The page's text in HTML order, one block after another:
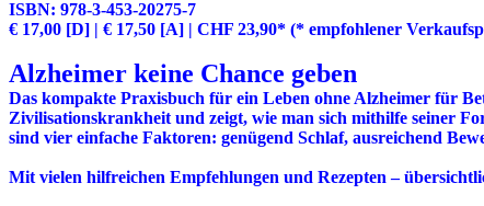
ISBN: 978-3-453-20275-7
€ 17,00 [D] | € 17,50 [A] | CHF 23,90* (* empfohlener
Alzheimer keine Chance geben
Das kompakte Praxisbuch für ein Leben ohne Alzheimer für
Zivilisationskrankheit und zeigt, wie man sich mithilfe seiner
sind vier einfache Faktoren: genügend Schlaf, ausreichend
Mit vielen hilfreichen Empfehlungen und Rezepten –